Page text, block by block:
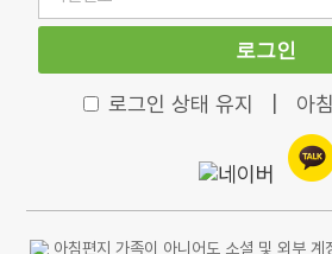
로그인
로그인 상태 유지 아
아침편지 가족이 아니어도 소셜 및 외부 계